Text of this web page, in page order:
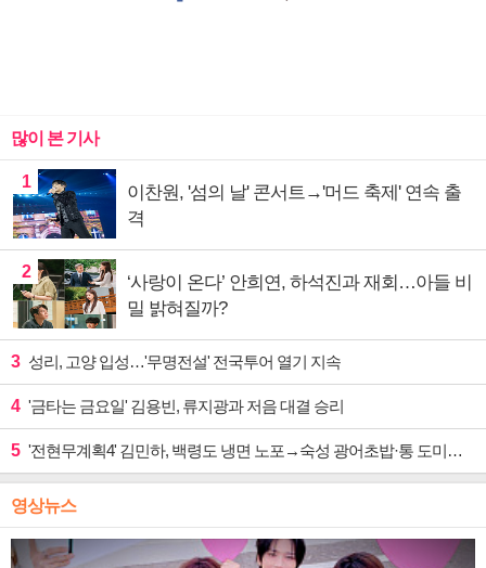
많이 본 기사
1
이찬원, '섬의 날' 콘서트→'머드 축제' 연속 출
격
2
‘사랑이 온다’ 안희연, 하석진과 재회…아들 비
밀 밝혀질까?
3 성리, 고양 입성…'무명전설' 전국투어 열기 지속
4 '금타는 금요일' 김용빈, 류지광과 저음 대결 승리
5 '전현무계획4' 김민하, 백령도 냉면 노포→숙성 광어초밥·통 도미찜 맛집 탐방
영상뉴스